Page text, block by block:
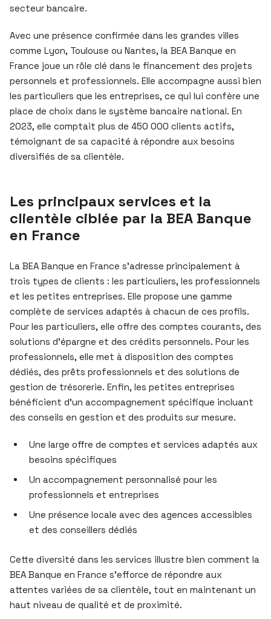
secteur bancaire.
Avec une présence confirmée dans les grandes villes
comme Lyon, Toulouse ou Nantes, la BEA Banque en
France joue un rôle clé dans le financement des projets
personnels et professionnels. Elle accompagne aussi bien
les particuliers que les entreprises, ce qui lui confère une
place de choix dans le système bancaire national. En
2023, elle comptait plus de 450 000 clients actifs,
témoignant de sa capacité à répondre aux besoins
diversifiés de sa clientèle.
Les principaux services et la
clientèle ciblée par la BEA Banque
en France
La BEA Banque en France s’adresse principalement à
trois types de clients : les particuliers, les professionnels
et les petites entreprises. Elle propose une gamme
complète de services adaptés à chacun de ces profils.
Pour les particuliers, elle offre des comptes courants, des
solutions d’épargne et des crédits personnels. Pour les
professionnels, elle met à disposition des comptes
dédiés, des prêts professionnels et des solutions de
gestion de trésorerie. Enfin, les petites entreprises
bénéficient d’un accompagnement spécifique incluant
des conseils en gestion et des produits sur mesure.
Une large offre de comptes et services adaptés aux
besoins spécifiques
Un accompagnement personnalisé pour les
professionnels et entreprises
Une présence locale avec des agences accessibles
et des conseillers dédiés
Cette diversité dans les services illustre bien comment la
BEA Banque en France s’efforce de répondre aux
attentes variées de sa clientèle, tout en maintenant un
haut niveau de qualité et de proximité.